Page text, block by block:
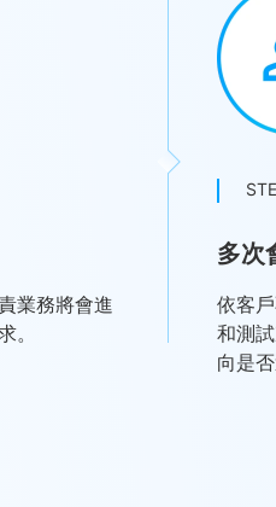
業務將會進
。
多次
依客
和測
向是否